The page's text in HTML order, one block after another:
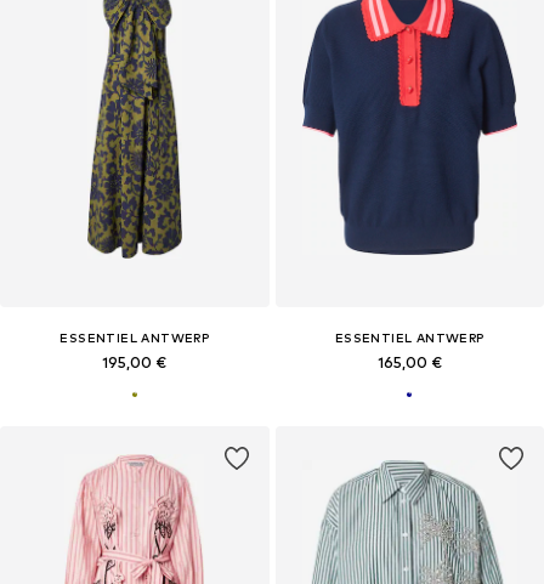
ESSENTIEL ANTWERP
195,00 €
ESSENTIEL ANTWERP
165,00 €